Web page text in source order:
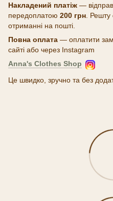
Накладений платіж —
передоплатою 200 грн .
отриманні на пошті.
Повна оплата — оплатити
сайті або через Instagram
Anna's Clothes Shop
Це швидко, зручно та без